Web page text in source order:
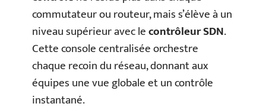
commutateur ou routeur, mais s’élève à un
niveau supérieur avec lecontrôleur SDN.
Cette console centralisée orchestre
chaque recoin du réseau, donnant aux
équipes une vue globale et un contrôle
instantané.